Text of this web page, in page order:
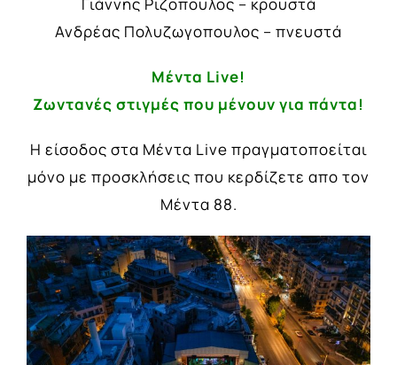
Ανδρέας Πολυζωγοπουλος – πνευστά
Μέντα Live!
Ζωντανές στιγμές που μένουν για πάντα!
Η είσοδος στα Μέντα Live πραγματοποείται
μόνο με προσκλήσεις που κερδίζετε απο τον
Μέντα 88.